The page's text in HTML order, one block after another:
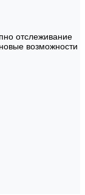
отслеживание
возможности